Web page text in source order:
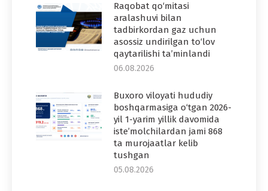
Raqobat qo‘mitasi
aralashuvi bilan
tadbirkordan gaz uchun
asossiz undirilgan to‘lov
qaytarilishi ta’minlandi
06.08.2026
Buxoro viloyati hududiy
boshqarmasiga o‘tgan 2026-
yil 1-yarim yillik davomida
iste’molchilardan jami 868
ta murojaatlar kelib
tushgan
05.08.2026